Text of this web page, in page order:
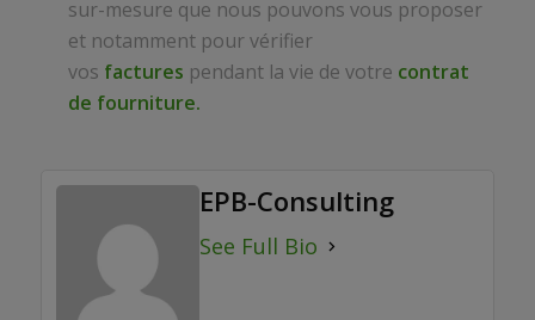
sur-mesure que nous pouvons vous proposer
et notamment pour vérifier
vos factures pendant la vie de votre contrat
de fourniture.
EPB-Consulting
See Full Bio